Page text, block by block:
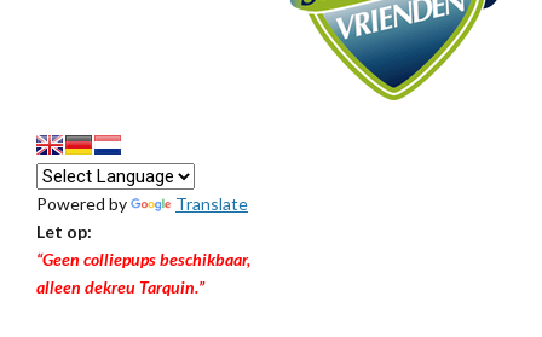
Powered by
Translate
Let op:
“Geen colliepups beschikbaar,
alleen dekreu Tarquin.”